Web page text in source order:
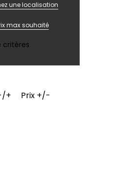
une localisation
critères
+ Prix +/-